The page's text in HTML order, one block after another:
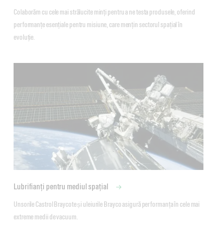
Colaborăm cu cele mai strălucite minți pentru a ne testa produsele, oferind
performanțe esențiale pentru misiune, care mențin sectorul spațial în
evoluție.
Lubrifianți pentru mediul spațial
Unsorile Castrol Braycote și uleiurile Brayco asigură performanța în cele mai
extreme medii de vacuum.